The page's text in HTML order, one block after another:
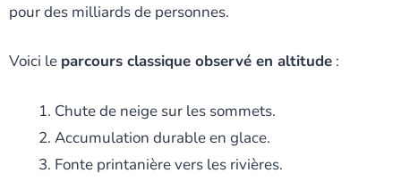
pour des milliards de personnes.
Voici le parcours classique observé en altitude :
Chute de neige sur les sommets.
Accumulation durable en glace.
Fonte printanière vers les rivières.